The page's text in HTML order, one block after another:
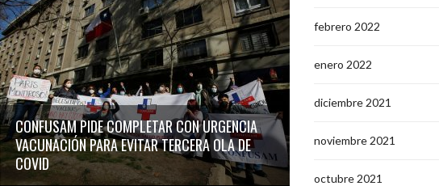
CONFUSAM PIDE COMPLETAR CON URGENCIA
VACUNACIÓN PARA EVITAR TERCERA OLA DE
COVID
febrero 2022
enero 2022
diciembre 2021
noviembre 2021
octubre 2021